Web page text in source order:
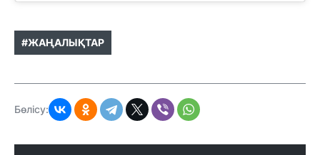
#ЖАҢАЛЫҚТАР
Бөлісу: